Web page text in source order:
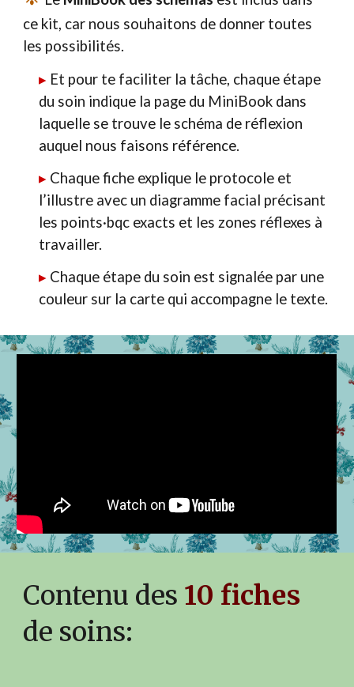
ce kit, car nous souhaitons de donner toutes
les possibilités.
▸ Et pour te faciliter la tâche, chaque étape
du soin indique la page du MiniBook dans
laquelle se trouve le schéma de réflexion
auquel nous faisons référence.
▸ Chaque fiche explique le protocole et
l’illustre avec un diagramme facial précisant
les points·bqc exacts et les zones réflexes à
travailler.
▸ Chaque étape du soin est signalée par une
couleur sur la carte qui accompagne le texte.
Contenu des 10 fiches
de soins: